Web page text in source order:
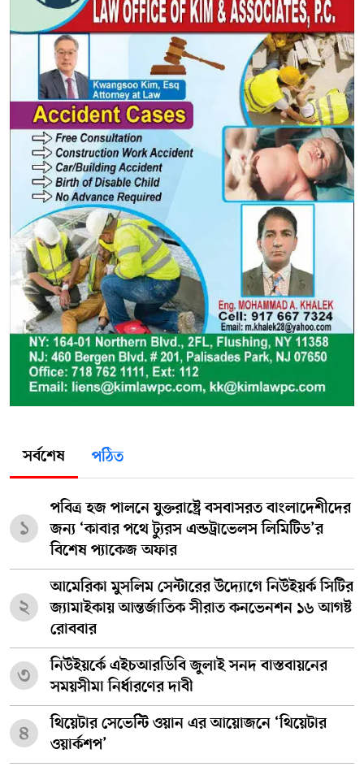
সর্বশেষ পঠিত
১
পবিত্র হজ পালনে যুক্তরাষ্ট্রে বসবাসরত বাংলাদেশীদের
জন্য ‘কাবার পথে ট্যুরস এন্ডট্রাভেলস লিমিটিড’র
বিশেষ প্যাকেজ অফার
২
আমেরিকা মুসলিম সেন্টারের উদ্যোগে নিউইয়র্ক সিটির
জ্যামাইকায় আন্তর্জাতিক সীরাত কনভেনশন ১৬ আগষ্ট
রোববার
৩
নিউইয়র্কে এইচআরডিবি জুলাই সনদ বাস্তবায়নের
সময়সীমা নির্ধারণের দাবী
৪
থিয়েটার সেভেন্টি ওয়ান এর আয়োজনে ‘থিয়েটার
ওয়ার্কশপ’